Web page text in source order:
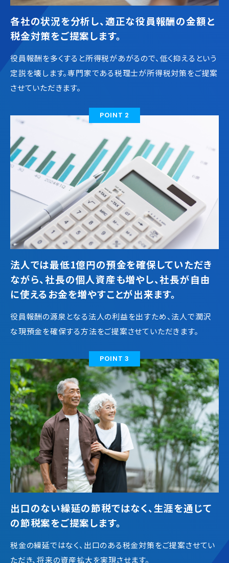
各社の状況を分析し、適正な役員報酬の金額と
税金対策をご提案します。
役員報酬を多くすると所得税があがるので、低く抑えるという
定説を壊します。専門家である税理士が所得税対策をご提案
させていただきます。
POINT 2
法人では最低1億円の預金を確保していただき
ながら、社長の個人資産も増やし、社長が自由
に使えるお金を増やすことが出来ます。
役員報酬の源泉となる法人の利益を出すため、法人で潤沢
な現預金を確保する方法をご提案させていただきます。
POINT 3
出口のない繰延の節税ではなく、生涯を通じて
の節税案をご提案します。
税金の繰延ではなく、出口のある税金対策をご提案させてい
ただき、将来の資産拡大を実現させます。